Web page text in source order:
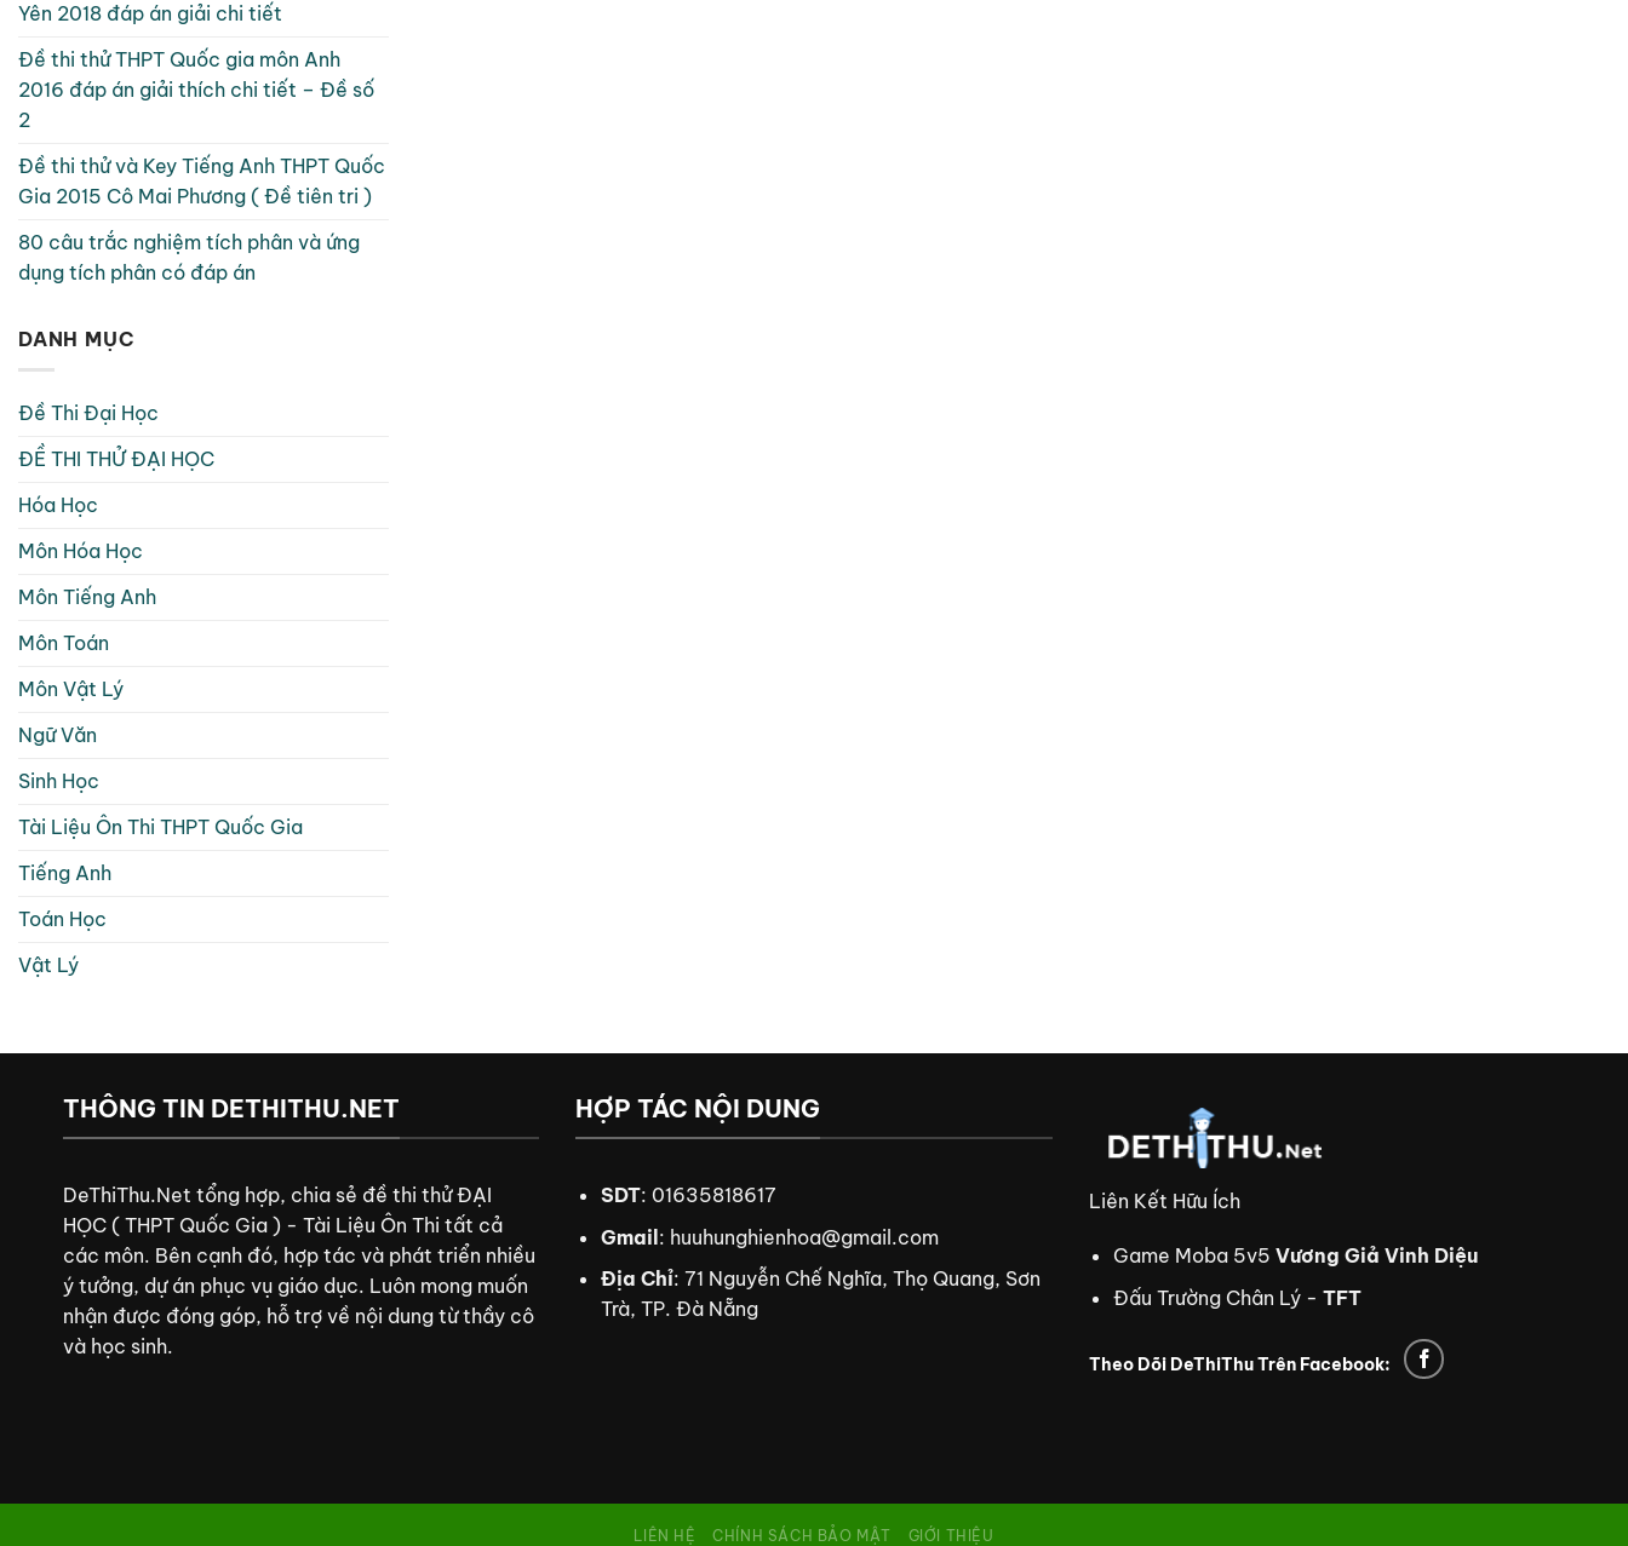
Yên 2018 đáp án giải chi tiết
Đề thi thử THPT Quốc gia môn Anh
2016 đáp án giải thích chi tiết – Đề số
2
Đề thi thử và Key Tiếng Anh THPT Quốc
Gia 2015 Cô Mai Phương ( Đề tiên tri )
80 câu trắc nghiệm tích phân và ứng
dụng tích phân có đáp án
DANH MỤC
Đề Thi Đại Học
ĐỀ THI THỬ ĐẠI HỌC
Hóa Học
Môn Hóa Học
Môn Tiếng Anh
Môn Toán
Môn Vật Lý
Ngữ Văn
Sinh Học
Tài Liệu Ôn Thi THPT Quốc Gia
Tiếng Anh
Toán Học
Vật Lý
THÔNG TIN DETHITHU.NET
DeThiThu.Net tổng hợp, chia sẻ đề thi thử ĐẠI
HỌC ( THPT Quốc Gia ) - Tài Liệu Ôn Thi tất cả
các môn. Bên cạnh đó, hợp tác và phát triển nhiều
ý tưởng, dự án phục vụ giáo dục. Luôn mong muốn
nhận được đóng góp, hỗ trợ về nội dung từ thầy cô
và học sinh.
HỢP TÁC NỘI DUNG
SDT: 01635818617
Gmail: huuhunghienhoa@gmail.com
Địa Chỉ: 71 Nguyễn Chế Nghĩa, Thọ Quang, Sơn
Trà, TP. Đà Nẵng
Liên Kết Hữu Ích
Game Moba 5v5Vương Giả Vinh Diệu
Đấu Trường Chân Lý -TFT
Theo Dõi DeThiThu Trên Facebook:
LIÊN HỆ CHÍNH SÁCH BẢO MẬT GIỚI THIỆU